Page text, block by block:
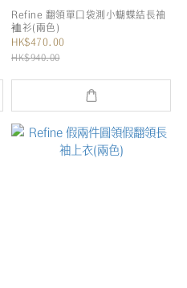
Refine 翻領單口袋測小蝴蝶結長袖
裇衫(兩色)
HK$470.00
HK$940.00